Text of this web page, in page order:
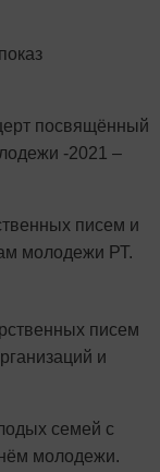
посвящённый
-2021 –
писем и
молодежи РТ.
писем
и
семей с
молодежи.